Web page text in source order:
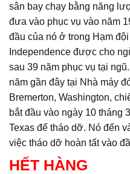
sân bay chạy bằng năng
đưa vào phục vụ vào năm
đầu của nó ở trong Hạm
Independence được cho
sau 39 năm phục vụ tại
năm gần đây tại Nhà máy
Bremerton, Washington,
bắt đầu vào ngày 10 tháng
Texas để tháo dỡ. Nó đến
việc tháo dỡ hoàn tất vào
HẾT HÀNG